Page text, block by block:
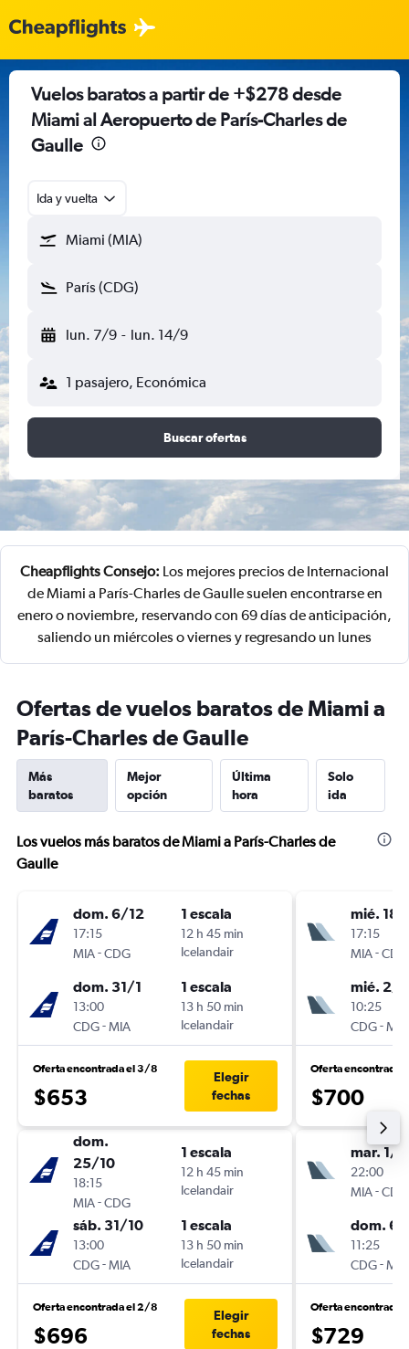
Vuelos baratos a partir de +$278 desde
Miami al Aeropuerto de París-Charles de
Gaulle
Ida y vuelta
Miami (MIA)
París (CDG)
lun. 7/9 - lun. 14/9
1 pasajero, Económica
Buscar ofertas
Cheapflights Consejo: Los mejores precios de Internacional
de Miami a París-Charles de Gaulle suelen encontrarse en
enero o noviembre, reservando con 69 días de anticipación,
saliendo un miércoles o viernes y regresando un lunes
Ofertas de vuelos baratos de Miami a
París-Charles de Gaulle
Más
baratos
Mejor
opción
Última
hora
Solo
ida
Los vuelos más baratos de Miami a París-Charles de
Gaulle
dom. 6/12
17:15
MIA-CDG
1 escala
12 h 45 min
Icelandair
dom. 31/1
13:00
CDG-MIA
1 escala
13 h 50 min
Icelandair
Oferta encontrada el 3/8
$653
Elegir
fechas
dom.
25/10
18:15
MIA-CDG
1 escala
12 h 45 min
Icelandair
sáb. 31/10
13:00
CDG-MIA
1 escala
13 h 50 min
Icelandair
Oferta encontrada el 2/8
$696
Elegir
fechas
mié. 18/
17:15
MIA-CDG
mié. 2/
10:25
CDG-MIA
Oferta encontrada
$700
mar. 1/
22:00
MIA-CDG
dom. 6/
11:25
CDG-MIA
Oferta encontrada
$729